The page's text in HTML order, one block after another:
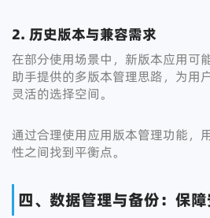
2. 历史版本与兼容需求
在部分使用场景中，新版本应用可
助手提供的多版本管理思路，为用
灵活的选择空间。
通过合理使用应用版本管理功能，
性之间找到平衡点。
四、数据管理与备份：保